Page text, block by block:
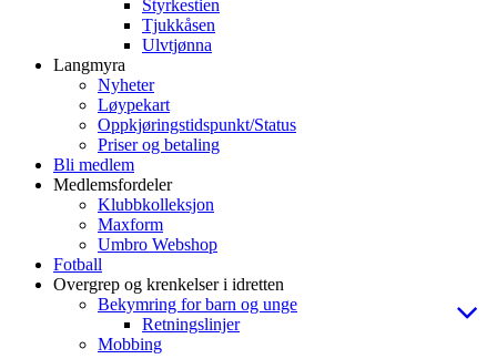
Styrkestien
Tjukkåsen
Ulvtjønna
Langmyra
Nyheter
Løypekart
Oppkjøringstidspunkt/Status
Priser og betaling
Bli medlem
Medlemsfordeler
Klubbkolleksjon
Maxform
Umbro Webshop
Fotball
Overgrep og krenkelser i idretten
Bekymring for barn og unge
Retningslinjer
Mobbing